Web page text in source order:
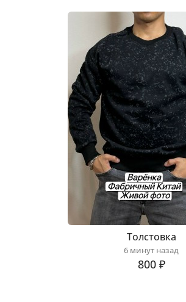
Толстовка
6 минут назад
800 ₽